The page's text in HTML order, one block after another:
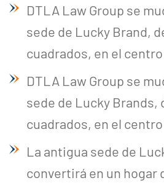
DTLA Law Group se
sede de Lucky Brand,
cuadrados, en el
DTLA Law Group se
sede de Lucky Brands,
cuadrados, en el
La antigua sede de
convertirá en un hogar